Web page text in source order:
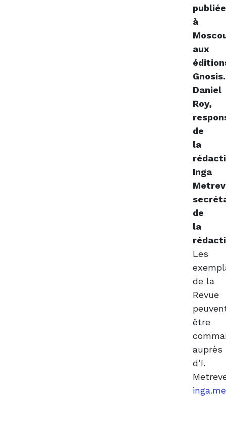
publiée
à
aux
Gnosis.
Daniel
Roy,
de
la
Inga
de
la
Les
de la
Revue
être
auprès
d’I.